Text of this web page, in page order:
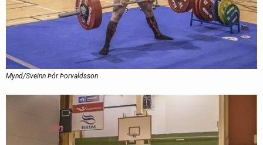
Mynd/Sveinn Þór Þorvaldsson